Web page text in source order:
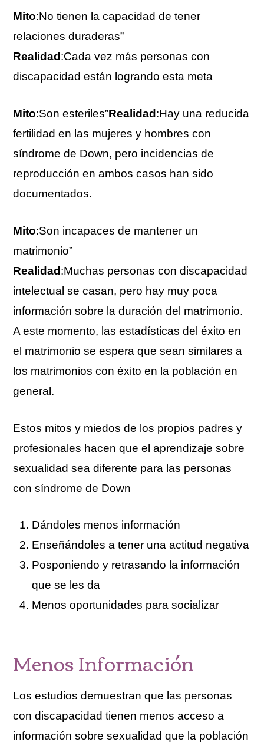
Mito:No tienen la capacidad de tener
relaciones duraderas”
Realidad :Cada vez más personas con
discapacidad están logrando esta meta
Mito:Son esteriles”Realidad :Hay una reducida
fertilidad en las mujeres y hombres con
síndrome de Down, pero incidencias de
reproducción en ambos casos han sido
documentados.
Mito:Son incapaces de mantener un
matrimonio”
Realidad:Muchas personas con discapacidad
intelectual se casan, pero hay muy poca
información sobre la duración del matrimonio.
A este momento, las estadísticas del éxito en
el matrimonio se espera que sean similares a
los matrimonios con éxito en la población en
general.
Estos mitos y miedos de los propios padres y
profesionales hacen que el aprendizaje sobre
sexualidad sea diferente para las personas
con síndrome de Down
Dándoles menos información
Enseñándoles a tener una actitud negativa
Posponiendo y retrasando la información
que se les da
Menos oportunidades para socializar
Menos Información
Los estudios demuestran que las personas
con discapacidad tienen menos acceso a
información sobre sexualidad que la población